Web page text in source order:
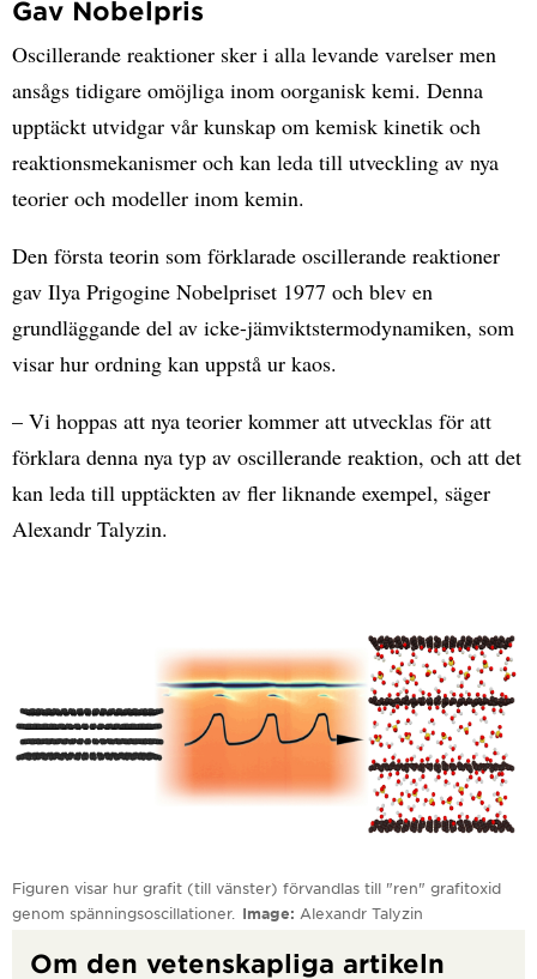
Gav Nobelpris
Oscillerande reaktioner sker i alla levande varelser men
ansågs tidigare omöjliga inom oorganisk kemi. Denna
upptäckt utvidgar vår kunskap om kemisk kinetik och
reaktionsmekanismer och kan leda till utveckling av nya
teorier och modeller inom kemin.
Den första teorin som förklarade oscillerande reaktioner
gav Ilya Prigogine Nobelpriset 1977 och blev en
grundläggande del av icke-jämviktstermodynamiken, som
visar hur ordning kan uppstå ur kaos.
– Vi hoppas att nya teorier kommer att utvecklas för att
förklara denna nya typ av oscillerande reaktion, och att det
kan leda till upptäckten av fler liknande exempel, säger
Alexandr Talyzin.
Figuren visar hur grafit (till vänster) förvandlas till "ren" grafitoxid
genom spänningsoscillationer. Image Alexandr Talyzin
Om den vetenskapliga artikeln